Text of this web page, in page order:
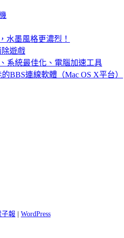
水墨風格更濃烈！
除遊戲
系統最佳化、電腦加速工具
BBS連線軟體（Mac OS X平台）
子報
WordPress